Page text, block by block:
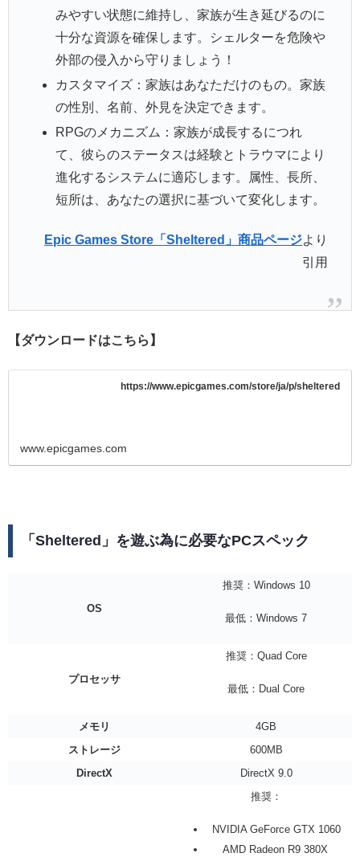
みやすい状態に維持し、家族が生き延びるのに
十分な資源を確保します。シェルターを危険や
外部の侵入から守りましょう！
カスタマイズ：家族はあなただけのもの。家族
の性別、名前、外見を決定できます。
RPGのメカニズム：家族が成長するにつれ
て、彼らのステータスは経験とトラウマにより
進化するシステムに適応します。属性、長所、
短所は、あなたの選択に基づいて変化します。
Epic Games Store「Sheltered」商品ページより
引用
【ダウンロードはこちら】
https://www.epicgames.com/store/ja/p/sheltered
www.epicgames.com
「Sheltered」を遊ぶ為に必要なPCスペック
OS
推奨：Windows 10
最低：Windows 7
プロセッサ
推奨：Quad Core
最低：Dual Core
メモリ
4GB
ストレージ
600MB
DirectX
DirectX 9.0
推奨：
NVIDIA GeForce GTX 1060
AMD Radeon R9 380X